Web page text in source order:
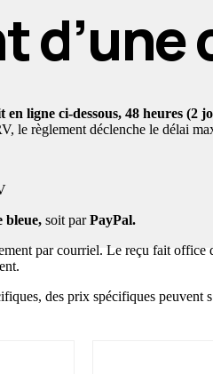
en ligne ci-dessous, 48 heures (2
le règlement déclenche le délai
bleue, soit parPayPal.
par courriel. Le reçu fait
des prix spécifiques peuvent